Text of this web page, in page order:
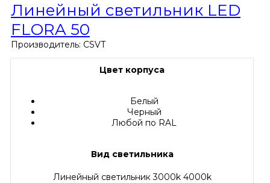
Линейный светильник LED
FLORA 50
Производитель: CSVT
Цвет корпуса
Белый
Черный
Любой по RAL
Вид светильника
Линейный светильник 3000k 4000k